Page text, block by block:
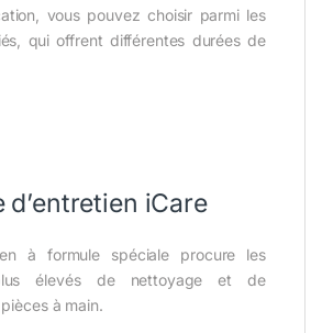
vous pouvez choisir parmi les
qui offrent différentes durées de
d’entretien iCare
à formule spéciale procure les
élevés de nettoyage et de
à main.